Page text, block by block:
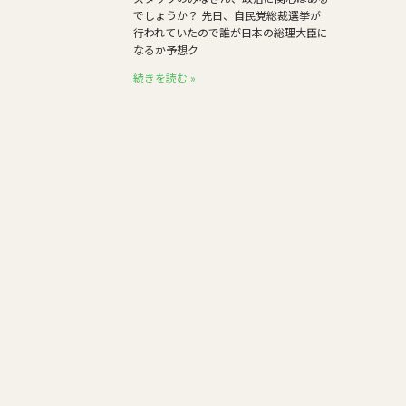
でしょうか？ 先日、自民党総裁選挙が
行われていたので誰が日本の総理大臣に
なるか予想ク
続きを読む »